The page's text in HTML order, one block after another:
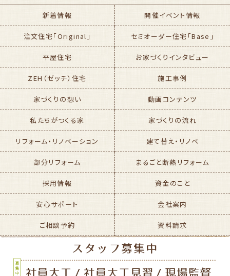
新着情報 開催イベント情報
注文住宅「Original」 セミオーダー住宅「Base」
平屋住宅 お家づくりインタビュー
ZEH（ゼッチ）住宅 施工事例
家づくりの想い 動画コンテンツ
私たちがつくる家 家づくりの流れ
リフォーム・リノベーション 建て替え・リノベ
部分リフォーム まるごと断熱リフォーム
採用情報 資金のこと
安心サポート 会社案内
ご相談予約 資料請求